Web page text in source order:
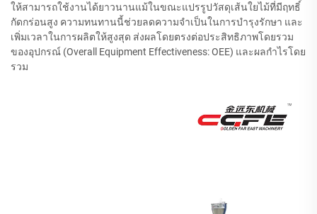
ให้สามารถใช้งานได้ยาวนานแม้ในขณะแปรรูปวัสดุเส้นใยไม้ที่มีฤทธิ์
กัดกร่อนสูง ความทนทานนี้ช่วยลดความจำเป็นในการบำรุงรักษา และ
เพิ่มเวลาในการผลิตให้สูงสุด ส่งผลโดยตรงต่อประสิทธิภาพโดยรวม
ของอุปกรณ์ (Overall Equipment Effectiveness: OEE) และผลกำไรโดย
รวม